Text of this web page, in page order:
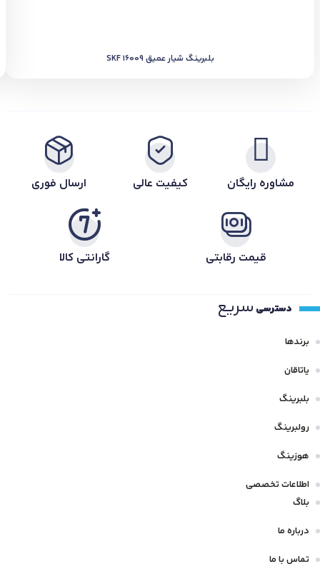
بلبرینگ شیار عمیق SKF 16009
مشاوره رایگان کیفیت عالی ارسال فوری
قیمت رقابتی گارانتی کالا
دسترسی سریع
برندها
یاتاقان
بلبرینگ
رولبرینگ
هوزینگ
اطلاعات تخصصی
بلاگ
درباره ما
تماس با ما